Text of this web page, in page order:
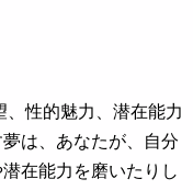
性的魅力、潜在能力
は、あなたが、自分
在能力を磨いたりし